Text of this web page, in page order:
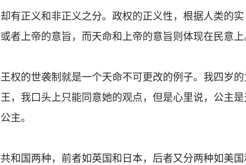
有正义和非正义之分。政权的正义性，根据人类的实
者上帝的意旨，而天命和上帝的意旨则体现在民意
权的世袭制就是一个天命不可更改的例子。我四岁
，我口头上只能同意她的观点，但是心里说，公主
主。
和国两种，前者如英国和日本，后者又分两种如美